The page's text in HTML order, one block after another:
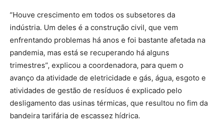
“Houve crescimento em todos os subsetores da
indústria. Um deles é a construção civil, que vem
enfrentando problemas há anos e foi bastante afetada na
pandemia, mas está se recuperando há alguns
trimestres”, explicou a coordenadora, para quem o
avanço da atividade de eletricidade e gás, água, esgoto e
atividades de gestão de resíduos é explicado pelo
desligamento das usinas térmicas, que resultou no fim da
bandeira tarifária de escassez hídrica.